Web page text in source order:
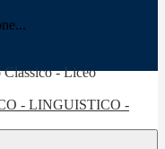
- LINGUISTICO -